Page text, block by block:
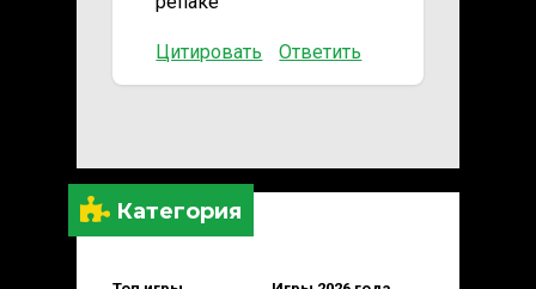
Категория
Цитировать Ответить